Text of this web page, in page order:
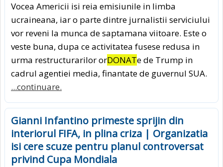
Vocea Americii isi reia emisiunile in limba
ucraineana, iar o parte dintre jurnalistii serviciului
vor reveni la munca de saptamana viitoare. Este o
veste buna, dupa ce activitatea fusese redusa in
urma restructurarilor orDONATe de Trump in
cadrul agentiei media, finantate de guvernul SUA.
...continuare.
Gianni Infantino primeste sprijin din
interiorul FIFA, in plina criza | Organizatia
isi cere scuze pentru planul controversat
privind Cupa Mondiala